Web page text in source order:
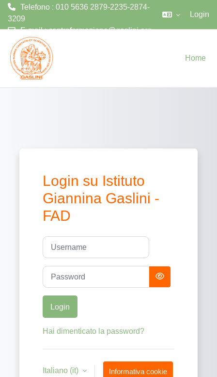
Telefono : 010 5636 2879-2235-2874-
3209
E-mail :centroformazione@gaslini.org
Login
Home
Login su Istituto
Giannina Gaslini -
FAD
Username
Password
Login
Hai dimenticato la password?
Italiano ‎(it)‎ Informativa cookie